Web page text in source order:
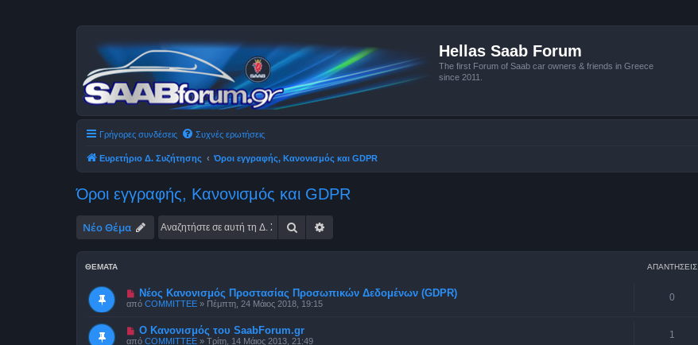
Hellas Saab Forum
The first Forum of Saab car owners & friends in Greece
since 2011.
Γρήγορες συνδέσεις Συχνές ερωτήσεις
Ευρετήριο Δ. Συζήτησης Όροι εγγραφής, Κανονισμός και GDPR
Όροι εγγραφής, Κανονισμός και GDPR
Νέο Θέμα Αναζήτηση
ΘΈΜΑΤΑ ΑΠΑΝΤΉΣΕΙΣ
Νέος Κανονισμός Προστασίας Προσωπικών Δεδομένων (GDPR)
από COMMITTEE » Πέμπτη, 24 Μάιος 2018, 19:15
0
Ο Κανονισμός του SaabForum.gr
από COMMITTEE » Τρίτη, 14 Μάιος 2013, 21:49
1